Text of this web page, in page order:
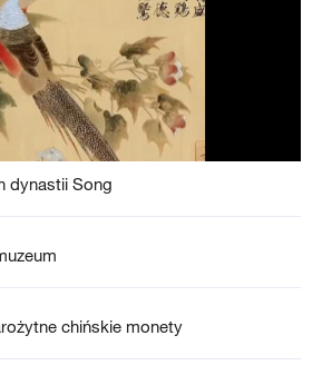
dynastii Song
chińskie monety